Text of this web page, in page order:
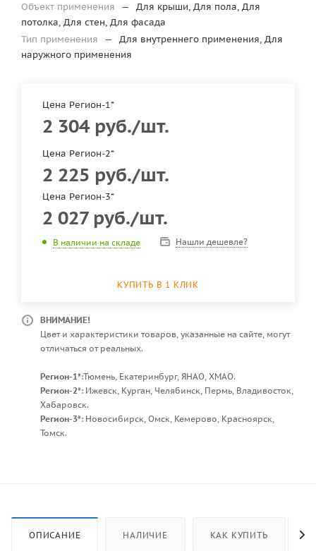
Объект применения
—
Для крыши, Для пола, Для
потолка, Для стен, Для фасада
Тип применения
—
Для внутреннего применения, Для
наружного применения
Цена Регион-1*
2 304руб./шт.
Цена Регион-2*
2 225 руб./шт.
Цена Регион-3*
2 027руб./шт.
В наличии на складе Нашли дешевле?
КУПИТЬ В 1 КЛИК
ВНИМАНИЕ!
Цвет и характеристики товаров, указанные на сайте, могут
отличаться от реальных.
Регион-1*:Тюмень, Екатеринбург, ЯНАО, ХМАО.
Регион-2*: Ижевск, Курган, Челябинск, Пермь, Владивосток,
Хабаровск.
Регион-3*: Новосибирск, Омск, Кемерово, Красноярск,
Томск.
ОПИСАНИЕ НАЛИЧИЕ КАК КУПИТЬ